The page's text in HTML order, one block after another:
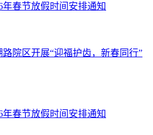
年春节放假时间安排通知
院区开展“迎福护齿，新春同行”
年春节放假时间安排通知